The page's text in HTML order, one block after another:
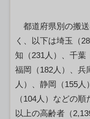
都道府県別の搬送
く、以下は埼玉（
知（231人）、千葉
福岡（182人）、兵
人）、静岡（155人
（104人）などの
以上の高齢者（